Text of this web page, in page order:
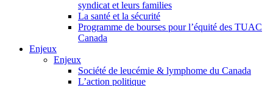
syndicat et leurs families
La santé et la sécurité
Programme de bourses pour l’équité des TUAC
Canada
Enjeux
Enjeux
Société de leucémie & lymphome du Canada
L’action politique